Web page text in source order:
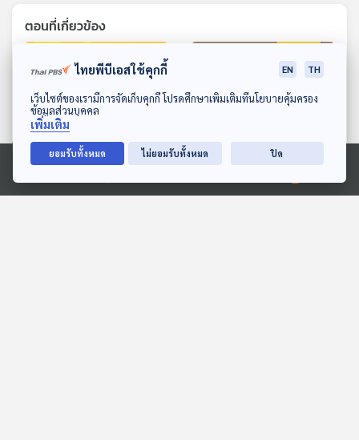
ดาวน์โหลด Thai PBS Podcast Application
Ⓒ 2020 องค์การกระจายเสียงและแพร่ภาพสาธารณะแห่งประเทศไทย
ตอนที่เกี่ยวข้อง
EP. 139: ทนุธรรม จันทร์คำ
EP. 226: โรคจากสัตว์สู่คน
ไทยพีบีเอสใช้คุกกี้ EN TH
เว็บไซต์ของเรามีการจัดเก็บคุกกี้ โปรดศึกษาเพิ่มเติมที่นโยบายคุ้มครอง
ข้อมูลส่วนบุคคล
เพิ่มเติม
ยอมรับทั้งหมด ไม่ยอมรับทั้งหมด ปิด